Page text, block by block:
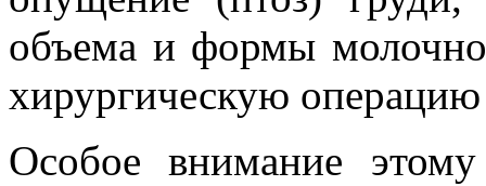
объема и формы
хирургическую
Особое внимание